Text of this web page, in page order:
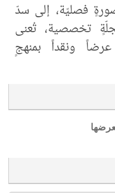
فصليّة، إلى سدّ
تخصصية، تُعنى
ونقداً بمنهجٍ